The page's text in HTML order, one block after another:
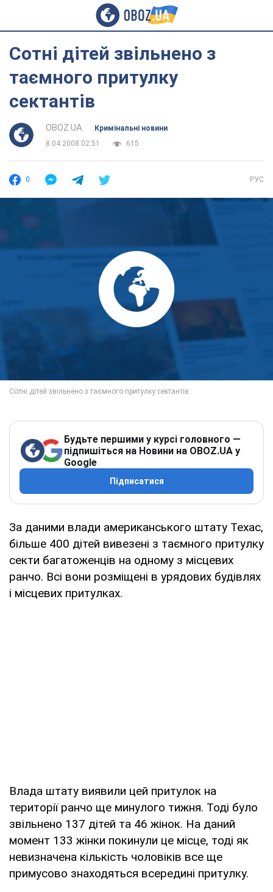
Сотні дітей звільнено з
таємного притулку
сектантів
OBOZ.UA
Кримінальні новини
8.04.2008 02:51
615
0 РУС
Будьте першими у курсі головного —
підпишіться на Новини на OBOZ.UA у
Google
Підписатися
За даними влади американського штату Техас,
більше 400 дітей вивезені з таємного притулку
секти багатоженців на одному з місцевих
ранчо. Всі вони розміщені в урядових будівлях
і місцевих притулках.
Влада штату виявили цей притулок на
території ранчо ще минулого тижня. Тоді було
звільнено 137 дітей та 46 жінок. На даний
момент 133 жінки покинули це місце, тоді як
невизначена кількість чоловіків все ще
примусово знаходяться всередині притулку.